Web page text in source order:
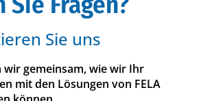
Sie uns
wir gemeinsam, wie wir Ihr
mit den Lösungen von FELA